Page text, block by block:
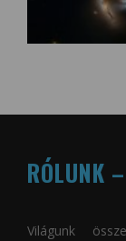
RÓLUNK
Világunk